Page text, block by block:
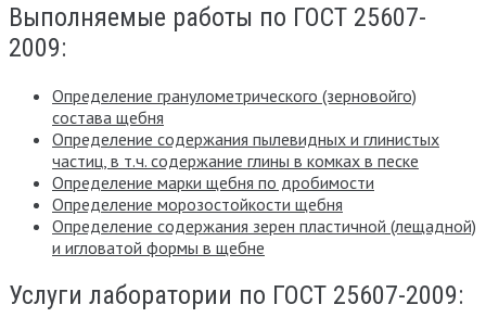
Выполняемые работы по ГОСТ 25607-
2009:
Определение гранулометрического (зерновойго)
состава щебня
Определение содержания пылевидных и глинистых
частиц, в т.ч. содержание глины в комках в песке
Определение марки щебня по дробимости
Определение морозостойкости щебня
Определение содержания зерен пластичной (лещадной)
и игловатой формы в щебне
Услуги лаборатории по ГОСТ 25607-2009: